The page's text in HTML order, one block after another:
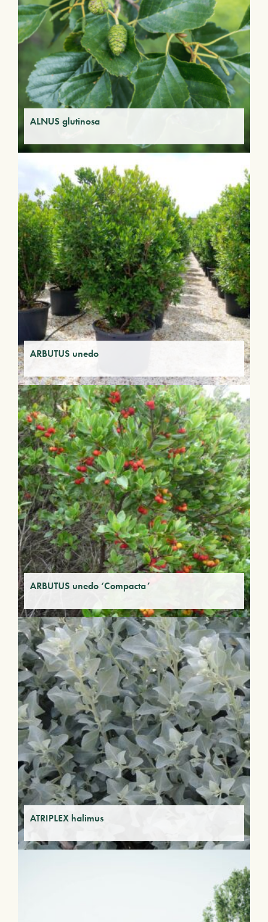
ALNUS glutinosa
ARBUTUS unedo
ARBUTUS unedo ‘Compacta’
ATRIPLEX halimus